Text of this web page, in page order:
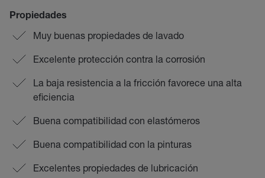
Propiedades
Muy buenas propiedades de lavado
Excelente protección contra la corrosión
La baja resistencia a la fricción favorece una alta
eficiencia
Buena compatibilidad con elastómeros
Buena compatibilidad con la pinturas
Excelentes propiedades de lubricación